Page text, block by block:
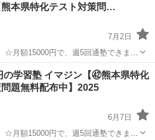
熊本県特化テスト対策問…
7月2日
勉強を継続するた
めの特別な手法がありますので、ぜひお試しください。 ☆9教...
ンライン
の学習塾 イマジン【㊷熊本県特化
題無料配布中】2025
6月7日